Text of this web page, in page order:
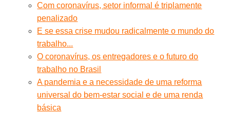
Com coronavírus, setor informal é triplamente
penalizado
E se essa crise mudou radicalmente o mundo do
trabalho...
O coronavírus, os entregadores e o futuro do
trabalho no Brasil
A pandemia e a necessidade de uma reforma
universal do bem-estar social e de uma renda
básica